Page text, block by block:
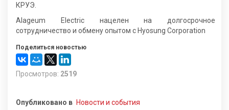
КРУЭ.
Alageum Electric нацелен на долгосрочное
сотрудничество и обмену опытом с Hyosung Сorporation
Поделиться новостью
Просмотров: 2519
Опубликовано в Новости и события